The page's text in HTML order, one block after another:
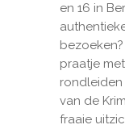
en 16 in
bezoeken?
praatje
van de
fraaie